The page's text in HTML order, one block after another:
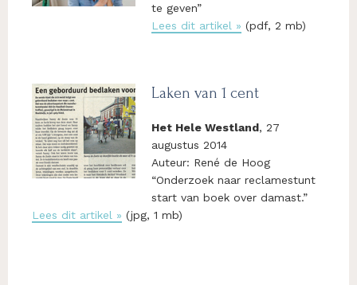
te geven”
Lees dit artikel » (pdf, 2 mb)
Laken van 1 cent
Het Hele Westland, 27
augustus 2014
Auteur: René de Hoog
“Onderzoek naar reclamestunt
start van boek over damast.”
Lees dit artikel » (jpg, 1 mb)